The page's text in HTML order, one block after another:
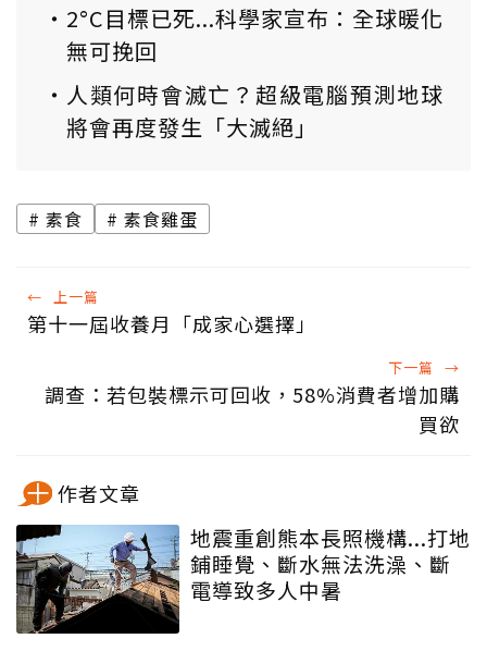
2°C目標已死...科學家宣布：全球暖化
無可挽回
人類何時會滅亡？超級電腦預測地球
將會再度發生「大滅絕」
素食 素食雞蛋
← 上一篇
第十一屆收養月「成家心選擇」
下一篇 →
調查：若包裝標示可回收，58%消費者增加購
買欲
作者文章
地震重創熊本長照機構...打地
鋪睡覺、斷水無法洗澡、斷
電導致多人中暑